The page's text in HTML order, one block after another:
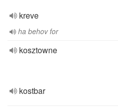
kreve
ha behov for
kosztowne
kostbar